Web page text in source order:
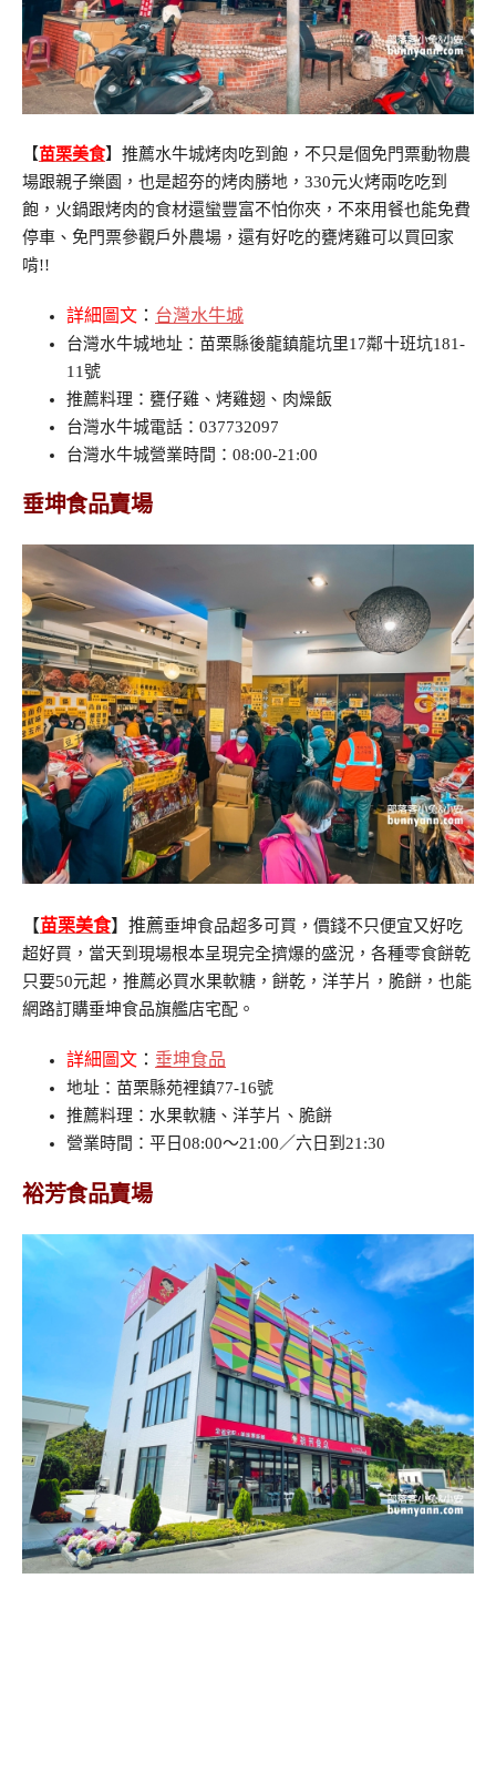
【苗栗美食】推薦水牛城烤肉吃到飽，不只是個免門票動物農
場跟親子樂園，也是超夯的烤肉勝地，330元火烤兩吃吃到
飽，火鍋跟烤肉的食材還蠻豐富不怕你夾，不來用餐也能免費
停車、免門票參觀戶外農場，還有好吃的甕烤雞可以買回家
啃!!
詳細圖文 ： 台灣水牛城
台灣水牛城地址：苗栗縣後龍鎮龍坑里17鄰十班坑181-
11號
推薦料理：甕仔雞、烤雞翅、肉燥飯
台灣水牛城電話：037732097
台灣水牛城營業時間：08:00-21:00
垂坤食品賣場
【苗栗美食】推薦垂坤食品超多可買，價錢不只便宜又好吃
超好買，當天到現場根本呈現完全擠爆的盛況，各種零食餅乾
只要50元起，推薦必買水果軟糖，餅乾，洋芋片，脆餅，也能
網路訂購垂坤食品旗艦店宅配。
詳細圖文 ： 垂坤食品
地址：苗栗縣苑裡鎮77-16號
推薦料理：水果軟糖、洋芋片、脆餅
營業時間：平日08:00～21:00／六日到21:30
裕芳食品賣場